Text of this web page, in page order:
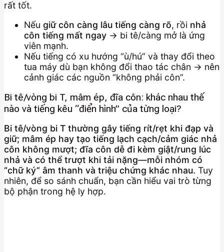
rất tốt.
Nếu giữ côn càng lâu tiếng càng rõ, rồi nhả
côn tiếng mất ngay → bi tê/càng mở là ứng
viên mạnh.
Nếu tiếng có xu hướng “ù/hú” và thay đổi theo
tua máy dù bạn không đổi thao tác chân → nên
cảnh giác các nguồn “không phải côn”.
Bi tê/vòng bi T, mâm ép, đĩa côn: khác nhau thế
nào và tiếng kêu “điển hình” của từng loại?
Bi tê/vòng bi T thường gây tiếng rít/rẹt khi đạp và
giữ; mâm ép hay tạo tiếng lạch cạch/cảm giác nhả
côn không mượt; đĩa côn dễ đi kèm giật/rung lúc
nhả và có thể trượt khi tải nặng—mỗi nhóm có
“chữ ký” âm thanh và triệu chứng khác nhau. Tuy
nhiên, để so sánh chuẩn, bạn cần hiểu vai trò từng
bộ phận trong hệ ly hợp.